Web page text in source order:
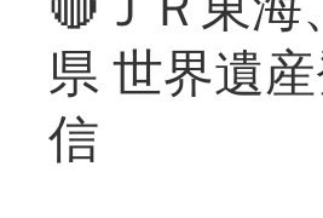
県 世界遺
信